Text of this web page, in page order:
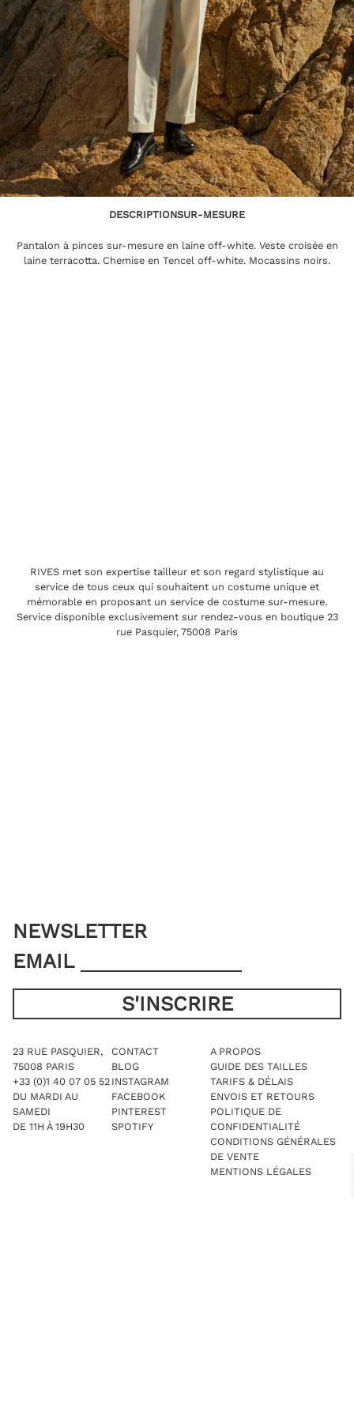
DESCRIPTIONSUR-MESURE
Pantalon à pinces sur-mesure en laine off-white. Veste croisée en
laine terracotta. Chemise en Tencel off-white. Mocassins noirs.
RIVES met son expertise tailleur et son regard stylistique au
service de tous ceux qui souhaitent un costume unique et
mémorable en proposant un service de costume sur-mesure.
Service disponible exclusivement sur rendez-vous en boutique 23
rue Pasquier, 75008 Paris
NEWSLETTER
EMAIL
23 RUE PASQUIER,
75008 PARIS
+33 (0)1 40 07 05 52
DU MARDI AU
SAMEDI
DE 11H À 19H30
CONTACT
BLOG
INSTAGRAM
FACEBOOK
PINTEREST
SPOTIFY
A PROPOS
GUIDE DES TAILLES
TARIFS & DÉLAIS
ENVOIS ET RETOURS
POLITIQUE DE
CONFIDENTIALITÉ
CONDITIONS GÉNÉRALES
DE VENTE
MENTIONS LÉGALES